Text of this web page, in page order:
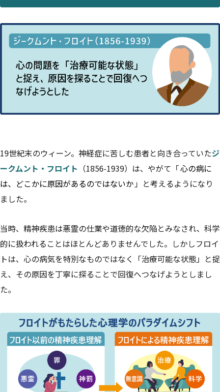
19世紀末のウィーン。神経症に苦しむ患者と向き合っていたジ
ークムント・フロイト （1856-1939）は、やがて「心の病に
は、どこかに原因があるのではないか」と考えるようになり
ました。
当時、精神疾患は悪霊の仕業や道徳的な欠陥とみなされ、科学
的に扱われることはほとんどありませんでした。しかしフロイ
トは、心の病気を特別なものではなく「治療可能な状態」と捉
え、その原因を丁寧に探ることで回復へつなげようとしまし
た。